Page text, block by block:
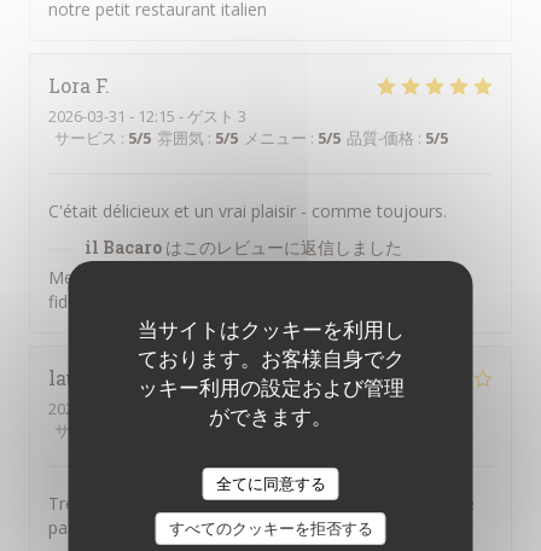
当サイトはクッキーを利用し
ております。お客様自身でク
ッキー利用の設定および管理
ができます。
全てに同意する
すべてのクッキーを拒否する
notre petit restaurant italien
Lora F
2026-03-31 - 12:15 - ゲスト 3
サービス : 5/5 雰囲気 : 5/5 メニュー : 5/5 品質-価格 : 5/5
C'était délicieux et un vrai plaisir - comme toujours.
il Bacaro はこのレビューに返信しました
Merci pour vos commentaires, Lora, et pour votre
fidélité !
laurence
2026-03-13
- 21:00 - ゲスト 2
サービス
:3 メニュー :4
Très bons plats . Accueil très moyen , personnel qui ne
parle pas.